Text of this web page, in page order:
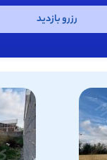
رزرو بازدید